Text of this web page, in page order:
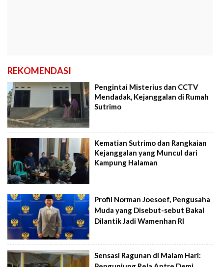
REKOMENDASI
Pengintai Misterius dan CCTV
Mendadak, Kejanggalan di Rumah
Sutrimo
Kematian Sutrimo dan Rangkaian
Kejanggalan yang Muncul dari
Kampung Halaman
Profil Norman Joesoef, Pengusaha
Muda yang Disebut-sebut Bakal
Dilantik Jadi Wamenhan RI
Sensasi Ragunan di Malam Hari: